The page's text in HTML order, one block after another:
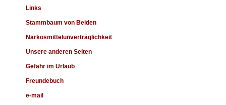
Links
Stammbaum von Beiden
Narkosmittelunverträglichkeit
Unsere anderen Seiten
Gefahr im Urlaub
Freundebuch
e-mail